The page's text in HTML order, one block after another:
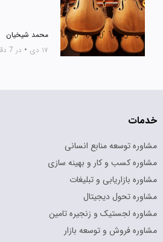
محمد شیخیان
۱۷ دی
• در 7 دقیقه بخوانید
خدمات
مشاوره توسعه منابع انسانی
مشاوره کسب و کار و بهینه سازی
مشاوره بازاریابی و تبلیغات
مشاوره تحول دیجیتال
مشاوره لجستیک و زنجیره تامین
مشاوره فروش و توسعه بازار